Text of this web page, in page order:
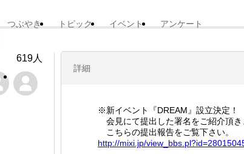
つぶやき トピック イベント アンケート
詳細
※新イベント『DREAM』設立決定！
会見にて提出した署名をご紹介頂き
こちらの提出報告をご覧下さい。
http://mixi.jp/view_bbs.pl?id=28015
619人